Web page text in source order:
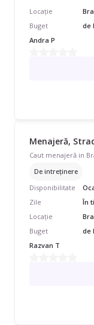
Locație
Buget
de
Andra P
De intreținere
Disponibilitate
Zile
În
Locație
Buget
de
Razvan T